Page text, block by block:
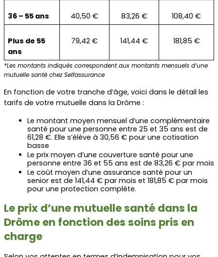
36 – 55 ans 40,50 € 83,26 € 108,40 €
Plus de 55
ans
79,42 € 141,44 € 181,85 €
*Les montants indiqués correspondent aux montants mensuels d’une
mutuelle santé chez Selfassurance
En fonction de votre tranche d’âge, voici dans le détail les
tarifs de votre mutuelle dans la Drôme :
Le montant moyen mensuel d’une complémentaire
santé pour une personne entre 25 et 35 ans est de
61,28 €. Elle s’élève à 30,56 € pour une cotisation
basse
Le prix moyen d’une couverture santé pour une
personne entre 36 et 55 ans est de 83,26 € par mois
Le coût moyen d’une assurance santé pour un
senior est de 141,44 € par mois et 181,85 € par mois
pour une protection complète.
Le prix d’une mutuelle santé dans la
Drôme en fonction des soins pris en
charge